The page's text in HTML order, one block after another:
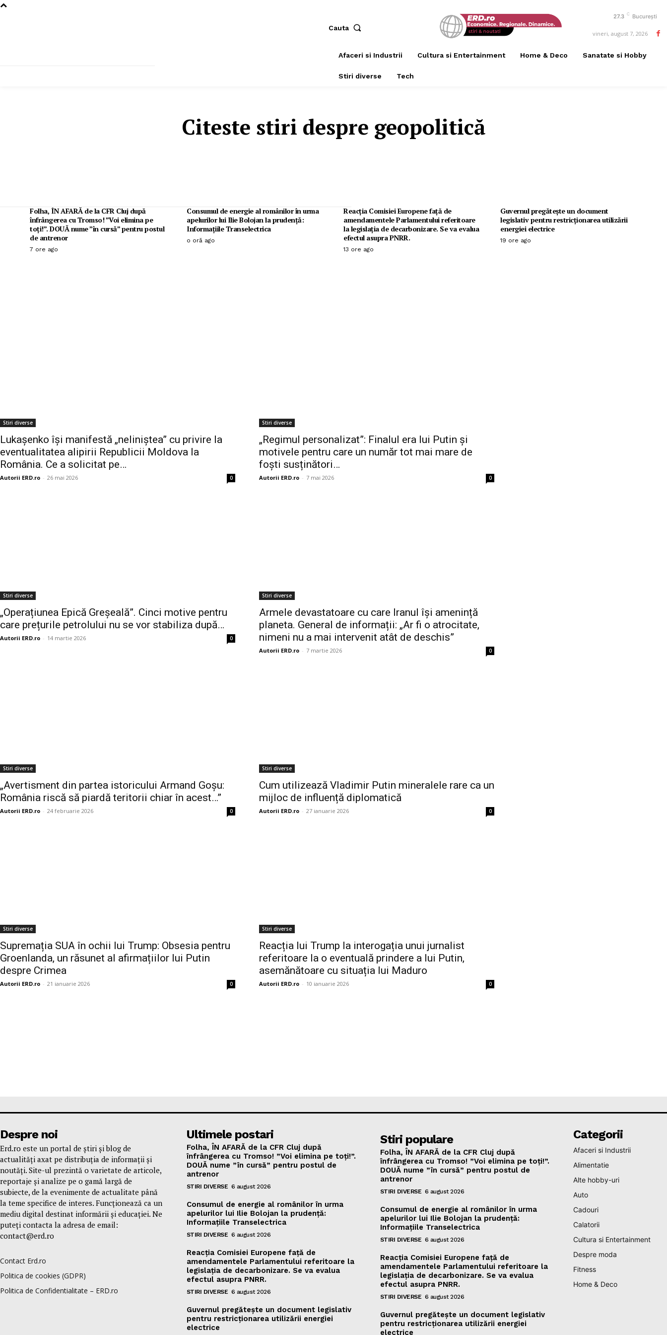
Cauta
27.3 C București
vineri, august 7, 2026
Afaceri si Industrii Cultura si Entertainment Home & Deco Sanatate si Hobby
Stiri diverse Tech
Citeste stiri despre geopolitică
Folha, ÎN AFARĂ de la CFR Cluj după
înfrângerea cu Tromso! ”Voi elimina pe
toți!”. DOUĂ nume ”în cursă” pentru postul
de antrenor
7 ore ago
Consumul de energie al românilor în urma
apelurilor lui Ilie Bolojan la prudență:
Informațiile Transelectrica
o oră ago
Reacția Comisiei Europene față de
amendamentele Parlamentului referitoare
la legislația de decarbonizare. Se va evalua
efectul asupra PNRR.
13 ore ago
Guvernul pregătește un document
legislativ pentru restricționarea utilizării
energiei electrice
19 ore ago
Stiri diverse
Lukașenko își manifestă „neliniștea” cu privire la
eventualitatea alipirii Republicii Moldova la
România. Ce a solicitat pe…
Autorii ERD.ro - 26 mai 2026 0
Stiri diverse
„Regimul personalizat”: Finalul era lui Putin și
motivele pentru care un număr tot mai mare de
foști susținători…
Autorii ERD.ro - 7 mai 2026 0
Stiri diverse
„Operațiunea Epică Greșeală”. Cinci motive pentru
care prețurile petrolului nu se vor stabiliza după…
Autorii ERD.ro - 14 martie 2026 0
Stiri diverse
Armele devastatoare cu care Iranul își amenință
planeta. General de informații: „Ar fi o atrocitate,
nimeni nu a mai intervenit atât de deschis”
Autorii ERD.ro - 7 martie 2026 0
Stiri diverse
„Avertisment din partea istoricului Armand Goșu:
România riscă să piardă teritorii chiar în acest…”
Autorii ERD.ro - 24 februarie 2026 0
Stiri diverse
Cum utilizează Vladimir Putin mineralele rare ca un
mijloc de influență diplomatică
Autorii ERD.ro - 27 ianuarie 2026 0
Stiri diverse
Supremația SUA în ochii lui Trump: Obsesia pentru
Groenlanda, un răsunet al afirmațiilor lui Putin
despre Crimea
Autorii ERD.ro - 21 ianuarie 2026 0
Stiri diverse
Reacția lui Trump la interogația unui jurnalist
referitoare la o eventuală prindere a lui Putin,
asemănătoare cu situația lui Maduro
Autorii ERD.ro - 10 ianuarie 2026 0
Despre noi
Erd.ro este un portal de știri și blog de
actualități axat pe distribuția de informații și
noutăți. Site-ul prezintă o varietate de articole,
reportaje și analize pe o gamă largă de
subiecte, de la evenimente de actualitate până
la teme specifice de interes. Funcționează ca un
mediu digital destinat informării și educației. Ne
puteți contacta la adresa de email:
contact@erd.ro
Contact Erd.ro
Politica de cookies (GDPR)
Politica de Confidentialitate – ERD.ro
Ultimele postari
Folha, ÎN AFARĂ de la CFR Cluj după
înfrângerea cu Tromso! ”Voi elimina pe toți!”.
DOUĂ nume ”în cursă” pentru postul de
antrenor
STIRI DIVERSE 6 august 2026
Consumul de energie al românilor în urma
apelurilor lui Ilie Bolojan la prudență:
Informațiile Transelectrica
STIRI DIVERSE 6 august 2026
Reacția Comisiei Europene față de
amendamentele Parlamentului referitoare la
legislația de decarbonizare. Se va evalua
efectul asupra PNRR.
STIRI DIVERSE 6 august 2026
Guvernul pregătește un document legislativ
pentru restricționarea utilizării energiei
electrice
Stiri populare
Folha, ÎN AFARĂ de la CFR Cluj după
înfrângerea cu Tromso! ”Voi elimina pe toți!”.
DOUĂ nume ”în cursă” pentru postul de
antrenor
STIRI DIVERSE 6 august 2026
Consumul de energie al românilor în urma
apelurilor lui Ilie Bolojan la prudență:
Informațiile Transelectrica
STIRI DIVERSE 6 august 2026
Reacția Comisiei Europene față de
amendamentele Parlamentului referitoare la
legislația de decarbonizare. Se va evalua
efectul asupra PNRR.
STIRI DIVERSE 6 august 2026
Guvernul pregătește un document legislativ
pentru restricționarea utilizării energiei
electrice
Categorii
Afaceri si Industrii
Alimentatie
Alte hobby-uri
Auto
Cadouri
Calatorii
Cultura si Entertainment
Despre moda
Fitness
Home & Deco